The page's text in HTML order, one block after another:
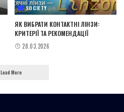
SOCIETY
ЯК ВИБРАТИ КОНТАКТНІ ЛІНЗИ:
КРИТЕРІЇ ТА РЕКОМЕНДАЦІЇ
28.03.2026
Load More